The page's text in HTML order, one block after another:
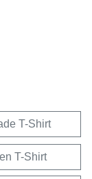
T-Shirt
T-Shirt